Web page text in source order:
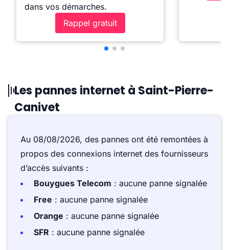
dans vos démarches.
Rappel gratuit
Les pannes internet à Saint-Pierre-
Canivet
Au 08/08/2026, des pannes ont été remontées à
propos des connexions internet des fournisseurs
d’accès suivants :
Bouygues Telecom : aucune panne signalée
Free : aucune panne signalée
Orange : aucune panne signalée
SFR : aucune panne signalée